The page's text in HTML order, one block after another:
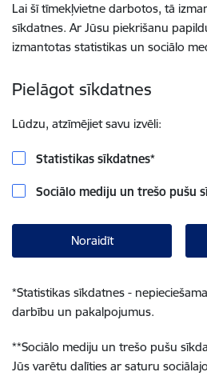
Lai šī tīmekļvietne darbotos, tā
sīkdatnes. Ar Jūsu piekrišanu
izmantotas statistikas un sociālo
Pielāgot sīkdatnes
Lūdzu, atzīmējiet savu izvēli:
Statistikas sīkdatnes*
Sociālo mediju un trešo pušu
Noraidīt
*Statistikas sīkdatnes -
darbību un pakalpojumus.
**Sociālo mediju un trešo pušu
Jūs varētu dalīties ar saturu